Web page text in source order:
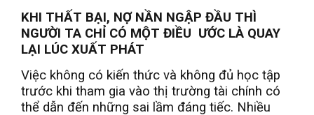
KHI THẤT BẠI, NỢ NẦN NGẬP ĐẦU THÌ
NGƯỜI TA CHỈ CÓ MỘT ĐIỀU ƯỚC LÀ QUAY
LẠI LÚC XUẤT PHÁT
Việc không có kiến thức và không đủ học tập
trước khi tham gia vào thị trường tài chính có
thể dẫn đến những sai lầm đáng tiếc. Nhiều